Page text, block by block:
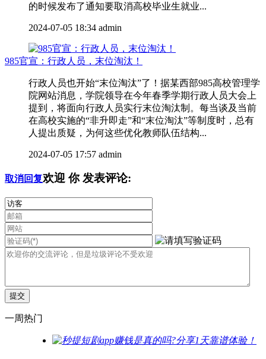
的时候发布了通知要取消高校毕业生就业...
2024-07-05 18:34 admin
985官宣：行政人员，末位淘汰！
行政人员也开始“末位淘汰”了！据某西部985高校管理学
院网站消息，学院领导在今年春季学期行政人员大会上
提到，将面向行政人员实行末位淘汰制。每当谈及当前
在高校实施的“非升即走”和“末位淘汰”等制度时，总有
人提出质疑，为何这些优化教师队伍结构...
2024-07-05 17:57 admin
取消回复欢迎 你发表评论:
一周热门